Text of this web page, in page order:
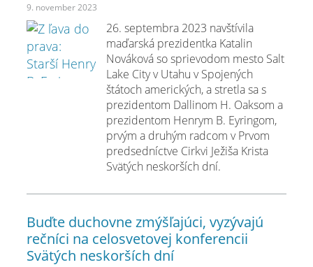
9. november 2023
26. septembra 2023 navštívila
maďarská prezidentka Katalin
Nováková so sprievodom mesto Salt
Lake City v Utahu v Spojených
štátoch amerických, a stretla sa s
prezidentom Dallinom H. Oaksom a
prezidentom Henrym B. Eyringom,
prvým a druhým radcom v Prvom
predsedníctve Cirkvi Ježiša Krista
Svätých neskorších dní.
Buďte duchovne zmýšľajúci, vyzývajú
rečníci na celosvetovej konferencii
Svätých neskorších dní